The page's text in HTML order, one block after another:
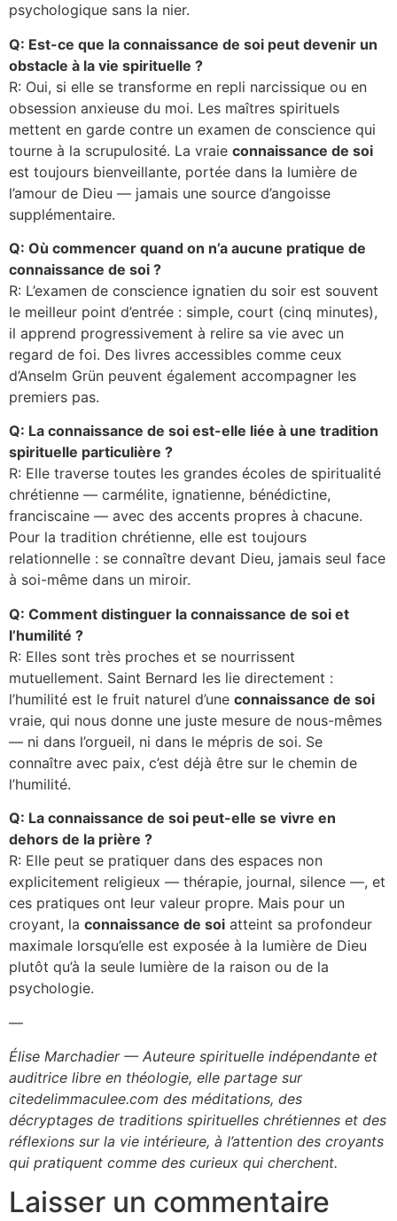
psychologique sans la nier.
Q: Est-ce que la connaissance de soi peut devenir un
obstacle à la vie spirituelle ?
R: Oui, si elle se transforme en repli narcissique ou en
obsession anxieuse du moi. Les maîtres spirituels
mettent en garde contre un examen de conscience qui
tourne à la scrupulosité. La vraie connaissance de soi
est toujours bienveillante, portée dans la lumière de
l’amour de Dieu — jamais une source d’angoisse
supplémentaire.
Q: Où commencer quand on n’a aucune pratique de
connaissance de soi ?
R: L’examen de conscience ignatien du soir est souvent
le meilleur point d’entrée : simple, court (cinq minutes),
il apprend progressivement à relire sa vie avec un
regard de foi. Des livres accessibles comme ceux
d’Anselm Grün peuvent également accompagner les
premiers pas.
Q: La connaissance de soi est-elle liée à une tradition
spirituelle particulière ?
R: Elle traverse toutes les grandes écoles de spiritualité
chrétienne — carmélite, ignatienne, bénédictine,
franciscaine — avec des accents propres à chacune.
Pour la tradition chrétienne, elle est toujours
relationnelle : se connaître devant Dieu, jamais seul face
à soi-même dans un miroir.
Q: Comment distinguer la connaissance de soi et
l’humilité ?
R: Elles sont très proches et se nourrissent
mutuellement. Saint Bernard les lie directement :
l’humilité est le fruit naturel d’une connaissance de soi
vraie, qui nous donne une juste mesure de nous-mêmes
— ni dans l’orgueil, ni dans le mépris de soi. Se
connaître avec paix, c’est déjà être sur le chemin de
l’humilité.
Q: La connaissance de soi peut-elle se vivre en
dehors de la prière ?
R: Elle peut se pratiquer dans des espaces non
explicitement religieux — thérapie, journal, silence —, et
ces pratiques ont leur valeur propre. Mais pour un
croyant, la connaissance de soi atteint sa profondeur
maximale lorsqu’elle est exposée à la lumière de Dieu
plutôt qu’à la seule lumière de la raison ou de la
psychologie.
—
Élise Marchadier — Auteure spirituelle indépendante et
auditrice libre en théologie, elle partage sur
citedelimmaculee.com des méditations, des
décryptages de traditions spirituelles chrétiennes et des
réflexions sur la vie intérieure, à l’attention des croyants
qui pratiquent comme des curieux qui cherchent.
Laisser un commentaire